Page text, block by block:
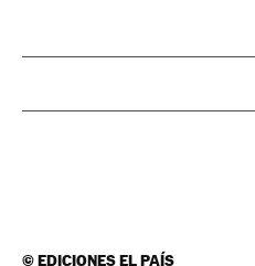
©EDICIONES EL PAÍS